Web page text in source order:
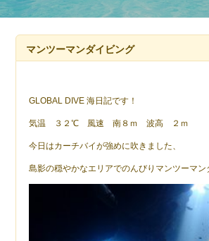
マンツーマンダイビング
GLOBAL DIVE 海日記です！
気温 ３２℃ 風速 南８ｍ 波高 ２ｍ
今日はカーチバイが強めに吹きました、
島影の穏やかなエリアでのんびりマンツーマン